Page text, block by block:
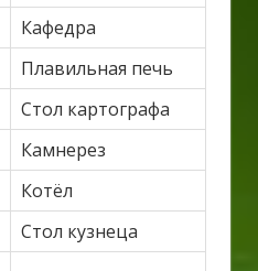
Кафедра
Плавильная печь
Стол картографа
Камнерез
Котёл
Стол кузнеца